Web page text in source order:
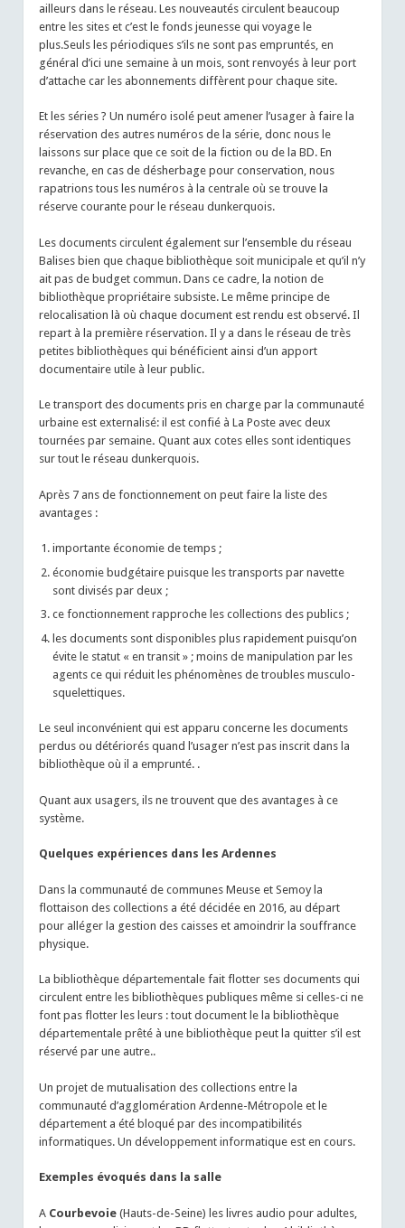
ailleurs dans le réseau. Les nouveautés circulent beaucoup
entre les sites et c’est le fonds jeunesse qui voyage le
plus.Seuls les périodiques s’ils ne sont pas empruntés, en
général d’ici une semaine à un mois, sont renvoyés à leur port
d’attache car les abonnements diffèrent pour chaque site.
Et les séries ? Un numéro isolé peut amener l’usager à faire la
réservation des autres numéros de la série, donc nous le
laissons sur place que ce soit de la fiction ou de la BD. En
revanche, en cas de désherbage pour conservation, nous
rapatrions tous les numéros à la centrale où se trouve la
réserve courante pour le réseau dunkerquois.
Les documents circulent également sur l’ensemble du réseau
Balises bien que chaque bibliothèque soit municipale et qu’il n’y
ait pas de budget commun. Dans ce cadre, la notion de
bibliothèque propriétaire subsiste. Le même principe de
relocalisation là où chaque document est rendu est observé. Il
repart à la première réservation. Il y a dans le réseau de très
petites bibliothèques qui bénéficient ainsi d’un apport
documentaire utile à leur public.
Le transport des documents pris en charge par la communauté
urbaine est externalisé: il est confié à La Poste avec deux
tournées par semaine.Quant aux cotes elles sont identiques
sur tout le réseau dunkerquois.
Après 7 ans de fonctionnement on peut faire la liste des
avantages :
importante économie de temps ;
économie budgétaire puisque les transports par navette
sont divisés par deux ;
ce fonctionnement rapproche les collections des publics ;
les documents sont disponibles plus rapidement puisqu’on
évite le statut « en transit » ; moins de manipulation par les
agents ce qui réduit les phénomènes de troubles musculo-
squelettiques.
Le seul inconvénient qui est apparu concerne les documents
perdus ou détériorés quand l’usager n’est pas inscrit dans la
bibliothèque où il a emprunté. .
Quant aux usagers, ils ne trouvent que des avantages à ce
système.
Quelques expériences dans les Ardennes
Dans la communauté de communes Meuse et Semoy la
flottaison des collections a été décidée en 2016, au départ
pour alléger la gestion des caisses et amoindrir la souffrance
physique.
La bibliothèque départementale fait flotter ses documents qui
circulent entre les bibliothèques publiques même si celles-ci ne
font pas flotter les leurs : tout document le la bibliothèque
départementale prêté à une bibliothèque peut la quitter s’il est
réservé par une autre..
Un projet de mutualisation des collections entre la
communauté d’agglomération Ardenne-Métropole et le
département a été bloqué par des incompatibilités
informatiques. Un développement informatique est en cours.
Exemples évoqués dans la salle
A Courbevoie (Hauts-de-Seine) les livres audio pour adultes,